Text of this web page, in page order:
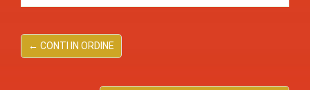
← CONTI IN ORDINE